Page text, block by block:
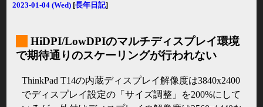
2023-01-04 (Wed) [長年日記]
HiDPI/LowDPIのマルチディスプレイ環境
で期待通りのスケーリングが行われない
ThinkPad T14の内蔵ディスプレイ解像度は3840x2400
でディスプレイ設定の「サイズ調整」を200%にして